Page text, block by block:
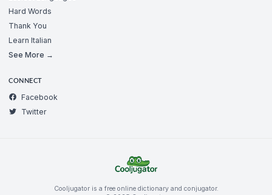
Hard Words
Thank You
Learn Italian
See More →
CONNECT
Facebook
Twitter
Cooljugator is a free online dictionary and conjugator.